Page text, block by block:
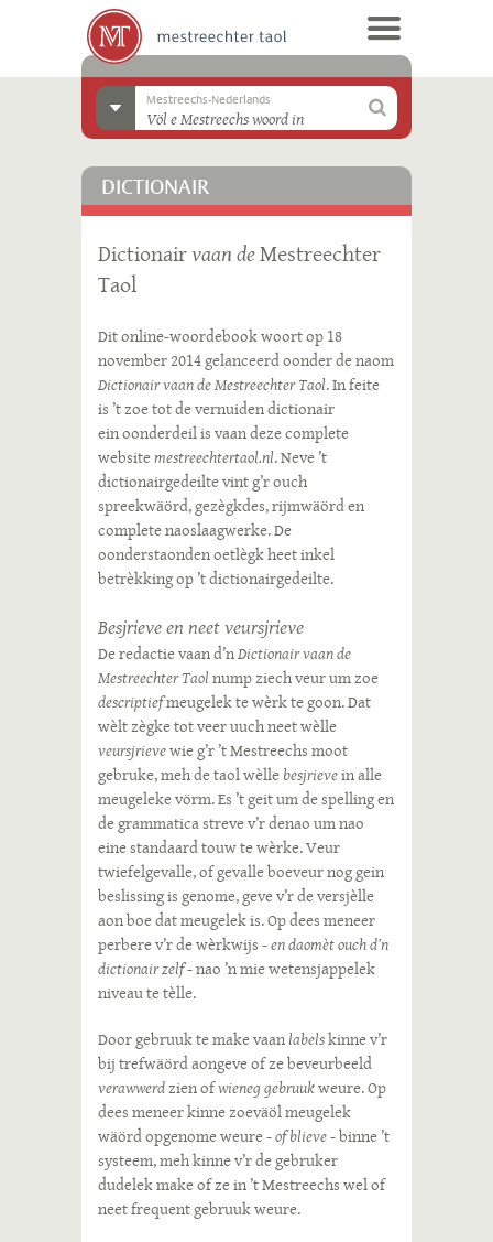
Mestreechs-Nederlands
DICTIONAIR
Dictionairvaan deMestreechter
Taol
Dit online-woordebook woort op 18
november 2014 gelanceerd oonder de naom
Dictionair vaan de Mestreechter Taol. In feite
is ’t zoe tot de vernuiden dictionair
ein oonderdeil is vaan deze complete
websitemestreechtertaol.nl. Neve ’t
dictionairgedeilte vint g’r ouch
spreekwäörd, gezègkdes, rijmwäörd en
complete naoslaagwerke. De
oonderstaonden oetlègk heet inkel
betrèkking op ’t dictionairgedeilte.
Besjrieve en neet veursjrieve
De redactie vaan d’nDictionair vaan de
Mestreechter Taolnump ziech veur um zoe
descriptiefmeugelek te wèrk te goon. Dat
wèlt zègke tot veer uuch neet wèlle
veursjrievewie g’r ’t Mestreechs moot
gebruke, meh de taol wèllebesjrievein alle
meugeleke vörm. Es ’t geit um de spelling en
de grammatica streve v’r denao um nao
eine standaard touw te wèrke. Veur
twiefelgevalle, of gevalle boeveur nog gein
beslissing is genome, geve v’r de versjèlle
aon boe dat meugelek is. Op dees meneer
perbere v’r de wèrkwijs -en daomèt ouch d’n
dictionair zelf- nao ’n mie wetensjappelek
niveau te tèlle.
Door gebruuk te make vaanlabelskinne v’r
bij trefwäörd aongeve of ze beveurbeeld
verawwerdzien ofwieneg gebruukweure. Op
dees meneer kinne zoeväöl meugelek
wäörd opgenome weure -of blieve- binne ’t
systeem, meh kinne v’r de gebruker
dudelek make of ze in ’t Mestreechs wel of
neet frequent gebruuk weure.